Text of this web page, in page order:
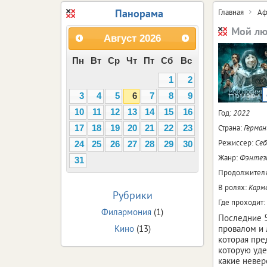
Главная
Мой
Год:2022
Страна:
Режиссер:
Жанр:
В ролях:
Где проходит:
Последние
провалом и
которая
которую
какие
Панорама
Август 2026
Пн Вт Ср Чт Пт Сб
Вс
1
2
3
4 5 6 7 8
9
10
11 12 13 14 15
16
17
18 19 20 21 22
23
24
25 26 27 28 29
30
31
Рубрики
Филармония (1)
Кино(13)